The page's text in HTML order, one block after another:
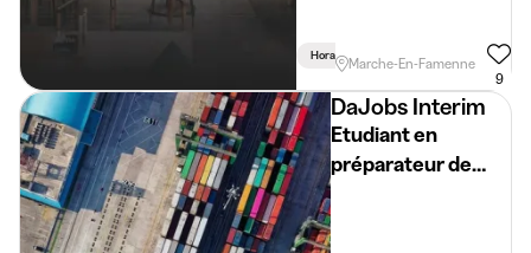
Horaire FlexibleMarche-En-Famenne
9
DaJobs Interim
Etudiant en
préparateur de
commandes